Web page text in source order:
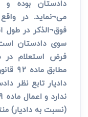
دادستان بوده
می¬نماید. در
فوق¬الذکر در طول
سوی دادستان
فرض استعلام در
دادیار تابع نظر
(نسبت به دادیار)